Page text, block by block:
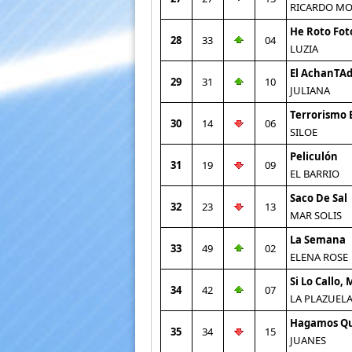
RICARDO
28 33 04
He Roto
LUZIA
29 31 10
El
JULIANA
30 14 06
Terrorismo
SILOE
31 19 09
Peliculón
EL BARRIO
32 23 13
Saco De Sal
MAR SOLIS
33 49 02
La Semana
ELENA ROSE
34 42 07
Si Lo Callo,
LA PLAZUELA
35 34 15
Hagamos
JUANES